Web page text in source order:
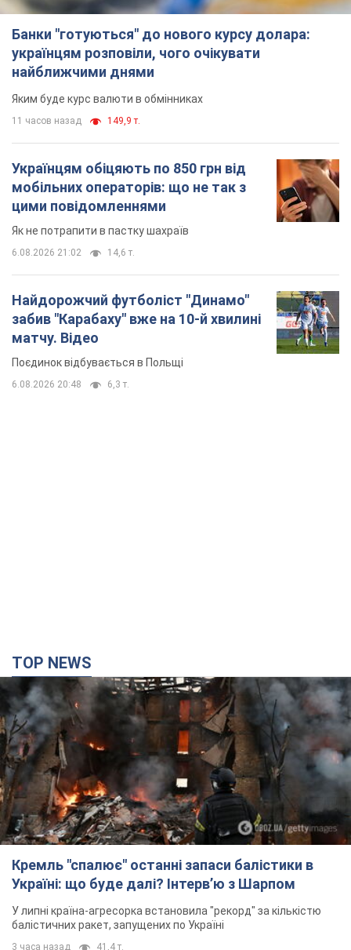
Українцям обіцяють по 850 грн від
мобільних операторів: що не так з
цими повідомленнями
Як не потрапити в пастку шахраїв
6.08.2026 21:02 14,6 т.
Найдорожчий футболіст "Динамо"
забив "Карабаху" вже на 10-й хвилині
матчу. Відео
Поєдинок відбувається в Польщі
6.08.2026 20:48 6,3 т.
Кремль "спалює" останні запаси балістики в
Україні: що буде далі? Інтерв’ю з Шарпом
У липні країна-агресорка встановила "рекорд" за кількістю
балістичних ракет, запущених по Україні
3 часа назад 41,4 т.
У Єкатеринбурзі атаковано склад Wildberries: є
влучання, піднявся дим. Фото і відео
Не допомогла росіянам навіть робота ППО
3 часа назад